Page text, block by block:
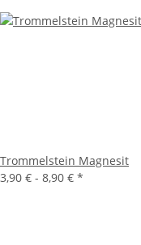
Trommelstein Magnesit
3,90 € - 8,90 € *